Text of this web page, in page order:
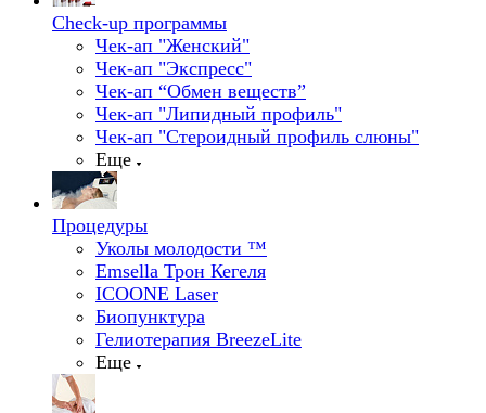
Check-up программы
Чек-ап "Женский"
Чек-ап "Экспресс"
Чек-ап “Обмен веществ”
Чек-ап "Липидный профиль"
Чек-ап "Стероидный профиль слюны"
Еще
Процедуры
Уколы молодости ™
Emsella Трон Кегеля
ICOONE Laser
Биопунктура
Гелиотерапия BreezeLite
Еще